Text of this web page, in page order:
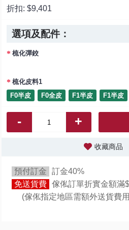
折扣: $9,401
選項及配件：
梳化彈鉸
梳化皮料1
F0半皮
F0全皮 F1半皮 F1半皮
- +
收藏商品
預付訂金
訂金40%
免送貨費 傢俬訂單折實金額滿
(傢俬指定地區需額外送貨費